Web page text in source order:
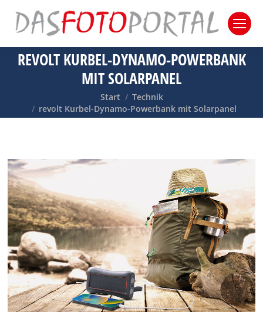
REVOLT KURBEL-DYNAMO-POWERBANK
MIT SOLARPANEL
Sie befinden sich hier:
Start
Technik
revolt Kurbel-Dynamo-Powerbank mit Solarpanel